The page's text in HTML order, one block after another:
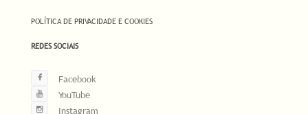
POLÍTICA DE PRIVACIDADE E COOKIES
REDES SOCIAIS
Facebook
YouTube
Instagram